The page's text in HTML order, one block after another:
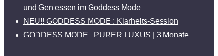
und Geniessen im Goddess Mode
NEU!! GODDESS MODE : Klarheits-Session
GODDESS MODE : PURER LUXUS | 3 Monate